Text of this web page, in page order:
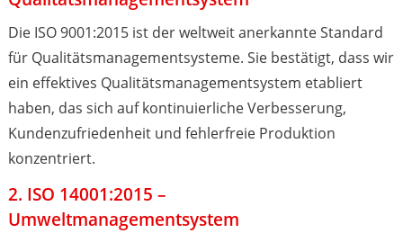
Die ISO 9001:2015 ist der weltweit anerkannte Standard
für Qualitätsmanagementsysteme. Sie bestätigt, dass wir
ein effektives Qualitätsmanagementsystem etabliert
haben, das sich auf kontinuierliche Verbesserung,
Kundenzufriedenheit und fehlerfreie Produktion
konzentriert.
2. ISO 14001:2015 –
Umweltmanagementsystem